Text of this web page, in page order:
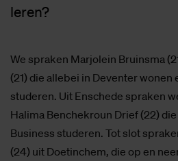
leren?
We spraken Marjolein Bruinsma
(21) die allebei in Deventer wonen
studeren. Uit Enschede spraken
Halima Benchekroun Drief (22)
Business studeren. Tot slot
(24) uit Doetinchem, die op en